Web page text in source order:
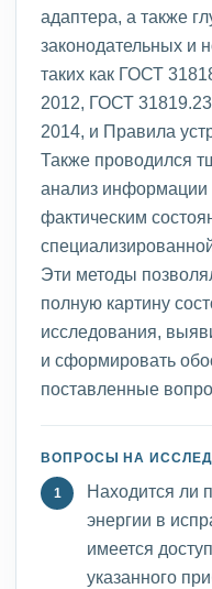
адаптера, а также
законодательных и
таких как ГОСТ
2012, ГОСТ
2014, и Правила
Также проводился
анализ информации
фактическим
Эти методы
полную картину
исследования,
и сформировать
поставленные
ВОПРОСЫ НА
Находится ли
энергии в
имеется
указанного